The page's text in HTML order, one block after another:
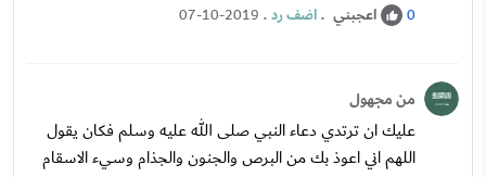
0 اعجبني .اضف رد.
07-10-2019
من مجهول
عليك ان ترتدي دعاء النبي صلى الله عليه وسلم فكان يقول
اللهم اني اعوذ بك من البرص والجنون والجذام وسيء الاسقام